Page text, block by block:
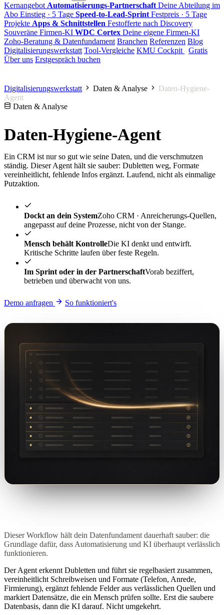
Kernangebot Automatisierungs-Partnerschaft Deine Abteilung im
Abo Einstieg · 5 Tage Speed-to-Lead-Sprint Festpreis · 5 Tage
Projekte Apps & Schnittstellen Festofferte nach Discovery
Souveräne Firmen-KI WDC Cortex Deine eigene Firmen-KI
Zoho-Beratung & Datenfundament Branchen Referenzen Blog
Digitalisierungswerkstatt Tool-Vergleiche KMU Cockpit
Gratis
Über uns Erstgespräch buchen
Digitalisierungswerkstatt Daten & Analyse
Daten-Hygiene-
Agent
Daten & Analyse
Daten-Hygiene-Agent
Ein CRM ist nur so gut wie seine Daten, und die verschmutzen
ständig. Dieser Agent hält sie sauber: Dubletten weg, Formate
vereinheitlicht, fehlende Infos ergänzt. Laufend, nicht als einmalige
Putzaktion.
Dockt an dein SystemZoho CRM · Anreicherungs-Quellen,
angepasst auf deine Prozesse, nicht von der Stange.
Mensch behält KontrolleDie KI denkt und entwirft.
Kritische Schritte laufen über feste Regeln.
Im Sprint oder in der PartnerschaftVorab beziffert,
betrieben und überwacht von uns.
Demo anfragen So funktioniert's
Dieser Workflow hält dein Datenfundament dauerhaft sauber: die
Grundlage dafür, dass Automatisierung und KI überhaupt verlässlich
funktionieren.
Der Agent erkennt Dubletten und führt sie regelbasiert zusammen,
vereinheitlicht Schreibweisen und Formate (Telefon, Anrede,
Firmierung), ergänzt fehlende Felder aus verlässlichen Quellen und
markiert Datensätze, die ein Mensch prüfen sollte. Erst die saubere
Datenbasis, dann die KI darauf. Nicht umgekehrt.